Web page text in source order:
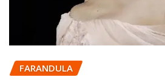
FARANDULA